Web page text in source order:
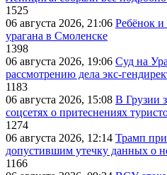
1525
06 августа 2026, 21:06 Ребёнок
урагана в Смоленске
1398
06 августа 2026, 19:06 Суд на
рассмотрению дела экс-
1183
06 августа 2026, 15:08 В Грузии
соцсетях о притеснениях
1274
06 августа 2026, 12:14 Трамп
допустившим утечку данных о
1166